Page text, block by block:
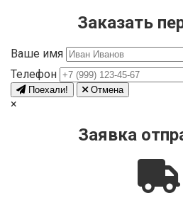
Заказать
Ваше имя
Телефон
Поехали! Отмена
×
Заявка